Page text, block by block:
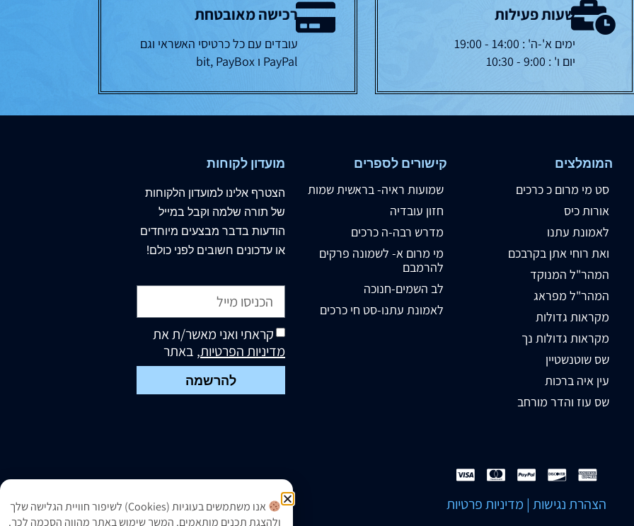
שעות פעילות
ימים א'-ה' : 14:00 - 19:00
יום ו' : 9:00 - 10:30
רכישה מאובטחת
עובדים עם כל כרטיסי האשראי וגם
PayPal ו bit, PayBox
המומלצים
סט מי מרום כ כרכים
אורות כיס
לאמונת עתנו
ואת רוחי אתן בקרבכם
המהר"ל המנוקד
המהר"ל מפראג
מקראות גדולות
מקראות גדולות נך
שס שוטנשטיין
עין איה ברכות
שס עוז והדר מורחב
קישורים לספרים
שמועות ראיה- בראשית שמות
חזון עובדיה
מדרש רבה-ה כרכים
מי מרום א- לשמונה פרקים
להרמבם
לב השמים-חנוכה
לאמונת עתנו-סט חי כרכים
מועדון לקוחות
הצטרף אלינו למועדון הלקוחות
של תורה שלמה וקבל במייל
הודעות בדבר מבצעים מיוחדים
או עדכונים חשובים לפני כולם!
קראתי ואני מאשר/ת את
מדיניות הפרטיות, באתר
להרשמה
הצהרת נגישות | מדיניות פרטיות
אנו משתמשים בעוגיות (Cookies) לשיפור חוויית הגלישה שלך
ולהצגת תכנים מותאמים. המשך שימוש באתר מהווה הסכמה לכך.